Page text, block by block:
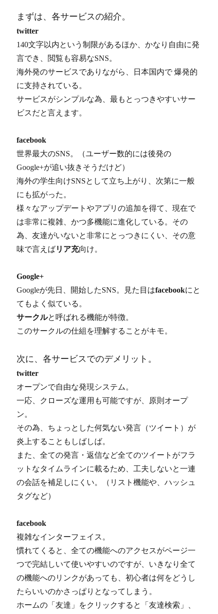
まずは、各サービスの紹介。
twitter
140文字以内という制限があるほか、かなり自由に発
言でき、閲覧も容易なSNS。
海外発のサービスでありながら、日本国内で 爆発的
に支持されている。
サービスがシンプルな為、最もとっつきやすいサー
ビスだと言えます。
facebook
世界最大のSNS。（ユーザー数的には後発の
Google+が追い抜きそうだけど）
海外の学生向けSNSとして立ち上がり、次第に一般
にも拡がった。
様々なアップデートやアプリの追加を得て、現在で
は非常に複雑、かつ多機能に進化している。その
為、友達がいないと非常にとっつきにくい、その意
味で言えばリア充向け。
Google+
Googleが先日、開始したSNS。見た目はfacebookにと
てもよく似ている。
サークルと呼ばれる機能が特徴。
このサークルの仕組を理解することがキモ。
次に、各サービスでのデメリット。
twitter
オープンで自由な発現システム。
一応、クローズな運用も可能ですが、原則オープ
ン。
その為、ちょっとした何気ない発言（ツイート）が
炎上することもしばしば。
また、全ての発言・返信など全てのツイートがフラ
ットなタイムラインに載るため、工夫しないと一連
の会話を補足しにくい。（リスト機能や、ハッシュ
タグなど）
facebook
複雑なインターフェイス。
慣れてくると、全ての機能へのアクセスがページ一
つで完結しいて使いやすいのですが、いきなり全て
の機能へのリンクがあっても、初心者は何をどうし
たらいいのかさっぱりとなってしまう。
ホームの「友達」をクリックすると「友達検索」、